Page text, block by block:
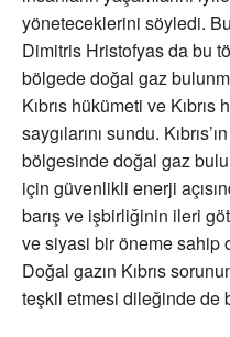
yöneteceklerini söyledi.
Dimitris Hristofyas da bu
bölgede doğal gaz
Kıbrıs hükümeti ve
saygılarını sundu.
bölgesinde doğal gaz
için güvenlikli enerji
barış ve işbirliğinin ileri
ve siyasi bir öneme sahip
Doğal gazın Kıbrıs
teşkil etmesi dileğinde de